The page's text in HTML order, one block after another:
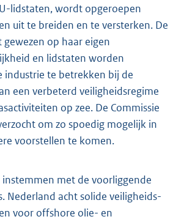
lidstaten, wordt opgeroepen
uit te breiden en te versterken. De
op haar eigen
en lidstaten worden
industrie te betrekken bij de
een verbeterd veiligheidsregime
op zee. De Commissie
om zo spoedig mogelijk in
voorstellen te komen.
met de voorliggende
Nederland acht solide veiligheids-
voor offshore olie- en